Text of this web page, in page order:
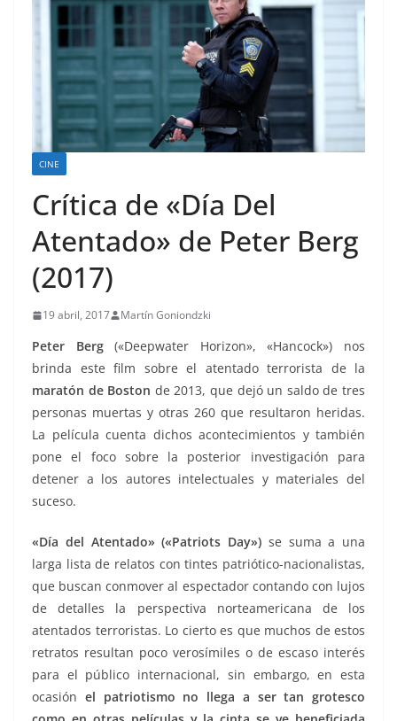
CINE
Crítica de «Día Del
Atentado» de Peter Berg
(2017)
19 abril, 2017 Martín Goniondzki
Peter Berg(«Deepwater Horizon», «Hancock») nos
brinda este film sobre el atentado terrorista de la
maratón de Boston de 2013, que dejó un saldo de tres
personas muertas y otras 260 que resultaron heridas.
La película cuenta dichos acontecimientos y también
pone el foco sobre la posterior investigación para
detener a los autores intelectuales y materiales del
suceso.
«Día del Atentado» («Patriots Day») se suma a una
larga lista de relatos con tintes patriótico-nacionalistas,
que buscan conmover al espectador contando con lujos
de detalles la perspectiva norteamericana de los
atentados terroristas. Lo cierto es que muchos de estos
retratos resultan poco verosímiles o de escaso interés
para el público internacional, sin embargo, en esta
ocasión el patriotismo no llega a ser tan grotesco